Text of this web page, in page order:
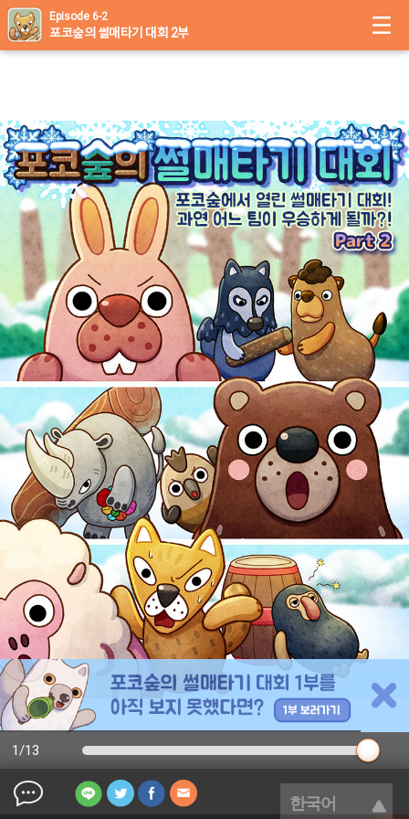
Episode 6-2
포코숲의 썰매타기 대회 2부
1/13